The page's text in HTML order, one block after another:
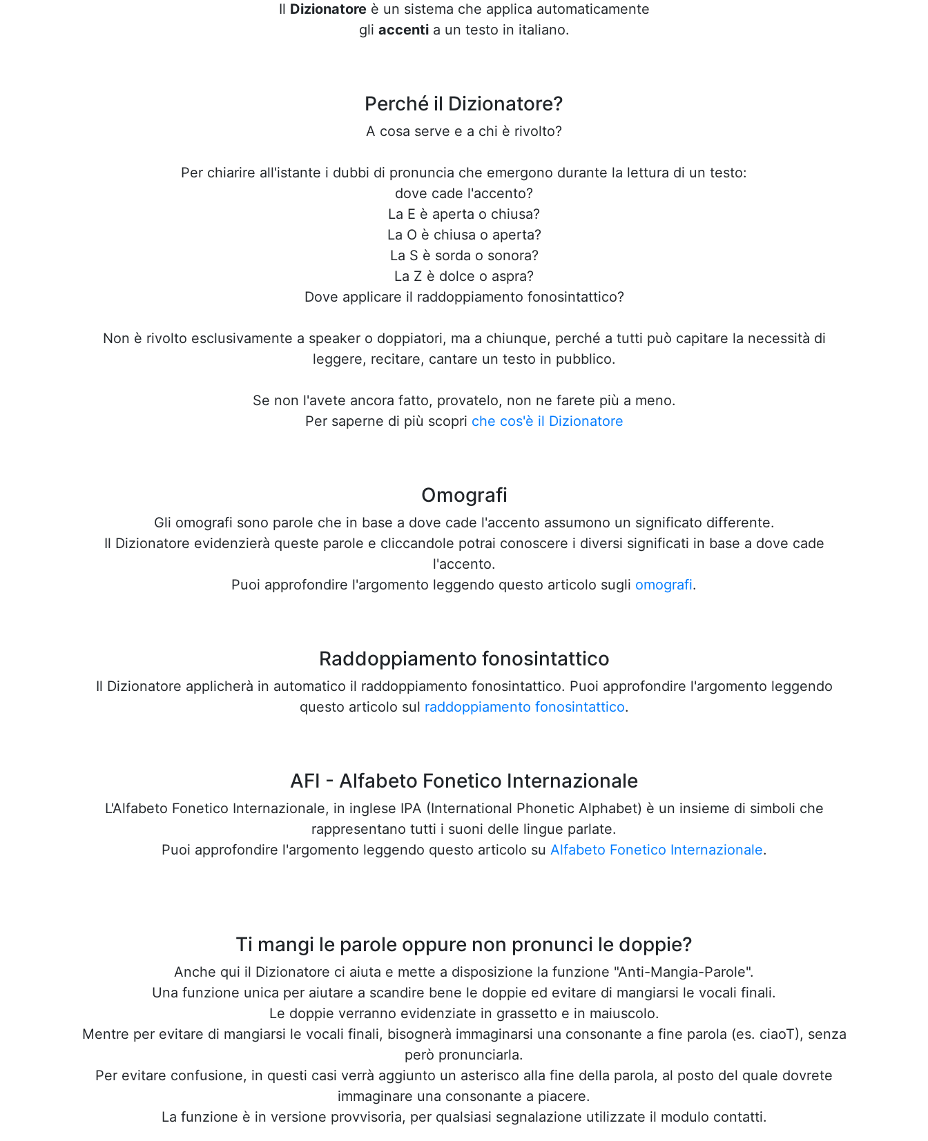
Il Dizionatoreè un sistema che applica automaticamente
gli accentia un testo in italiano.
Perché il Dizionatore?
A cosa serve e a chi è rivolto?
Per chiarire all'istante i dubbi di pronuncia che emergono durante la lettura di un testo:
dove cade l'accento?
La E è aperta o chiusa?
La O è chiusa o aperta?
La S è sorda o sonora?
La Z è dolce o aspra?
Dove applicare il raddoppiamento fonosintattico?
Non è rivolto esclusivamente a speaker o doppiatori, ma a chiunque, perché a tutti può capitare la necessità di
leggere, recitare, cantare un testo in pubblico.
Se non l'avete ancora fatto, provatelo, non ne farete più a meno.
Per saperne di più scopri che cos'è il Dizionatore
Omografi
Gli omografi sono parole che in base a dove cade l'accento assumono un significato differente.
Il Dizionatore evidenzierà queste parole e cliccandole potrai conoscere i diversi significati in base a dove cade
l'accento.
Puoi approfondire l'argomento leggendo questo articolo sugli omografi.
Raddoppiamento fonosintattico
Il Dizionatore applicherà in automatico il raddoppiamento fonosintattico. Puoi approfondire l'argomento leggendo
questo articolo sul raddoppiamento fonosintattico.
AFI - Alfabeto Fonetico Internazionale
L'Alfabeto Fonetico Internazionale, in inglese IPA (International Phonetic Alphabet) è un insieme di simboli che
rappresentano tutti i suoni delle lingue parlate.
Puoi approfondire l'argomento leggendo questo articolo su Alfabeto Fonetico Internazionale.
Ti mangi le parole oppure non pronunci le doppie?
Anche qui il Dizionatore ci aiuta e mette a disposizione la funzione "Anti-Mangia-Parole".
Una funzione unica per aiutare a scandire bene le doppie ed evitare di mangiarsi le vocali finali.
Le doppie verranno evidenziate in grassetto e in maiuscolo.
Mentre per evitare di mangiarsi le vocali finali, bisognerà immaginarsi una consonante a fine parola (es. ciaoT), senza
però pronunciarla.
Per evitare confusione, in questi casi verrà aggiunto un asterisco alla fine della parola, al posto del quale dovrete
immaginare una consonante a piacere.
La funzione è in versione provvisoria, per qualsiasi segnalazione utilizzate il modulo contatti.